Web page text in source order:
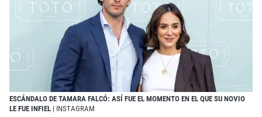
ESCÁNDALO DE TAMARA FALCÓ: ASÍ FUE EL MOMENTO EN EL QUE SU NOVIO
LE FUE INFIEL | INSTAGRAM